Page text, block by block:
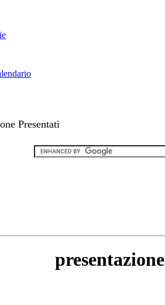
Presentati
presentazione